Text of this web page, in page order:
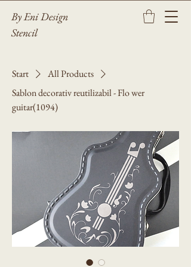
By Eni Design
Stencil
Start
All Products
Sablon decorativ reutilizabil - Flo wer
guitar(1094)